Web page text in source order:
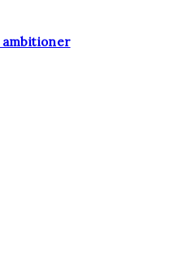
ambitioner